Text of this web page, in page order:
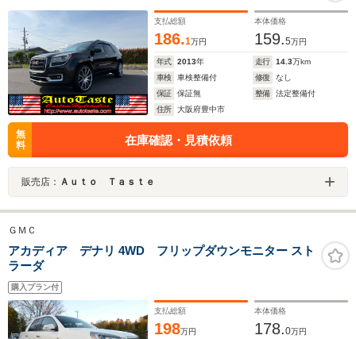
支払総額
186.1万円
本体価格
159.5万円
年式 2013年 走行 14.3万km
車検
車検整備付 修復
なし
保証
保証無 整備
法定整備付
住所
大阪府豊中市
無
料
在庫確認・見積依頼
販売店： Ａｕｔｏ Ｔａｓｔｅ
ＧＭＣ
アカディア デナリ 4WD フリップダウンモニター スト
ラーダ
購入プラン付
支払総額
198万円
本体価格
178.0万円